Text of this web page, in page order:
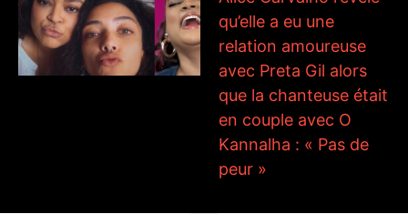
qu’elle a eu une
relation amoureuse
avec Preta Gil alors
que la chanteuse était
en couple avec O
Kannalha : « Pas de
peur »